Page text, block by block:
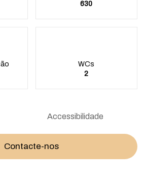
630
WCs
2
Accessibilidade
Contacte-nos